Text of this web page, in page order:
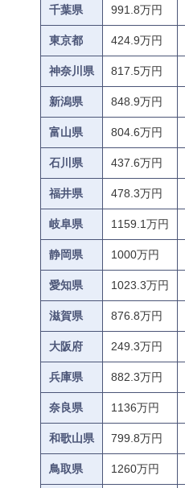
千葉県 991.8万円
東京都 424.9万円
神奈川県 817.5万円
新潟県 848.9万円
富山県 804.6万円
石川県 437.6万円
福井県 478.3万円
岐阜県 1159.1万円
静岡県 1000万円
愛知県 1023.3万円
滋賀県 876.8万円
大阪府 249.3万円
兵庫県 882.3万円
奈良県 1136万円
和歌山県 799.8万円
鳥取県 1260万円